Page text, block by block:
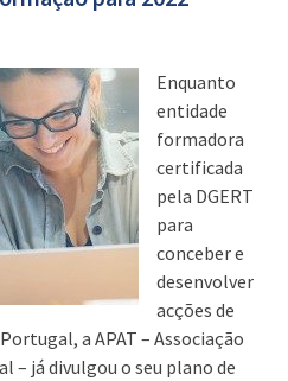
Enquanto
entidade
formadora
certificada
pela DGERT
para
conceber e
desenvolver
acções de
a APAT – Associação
– já divulgou o seu plano de